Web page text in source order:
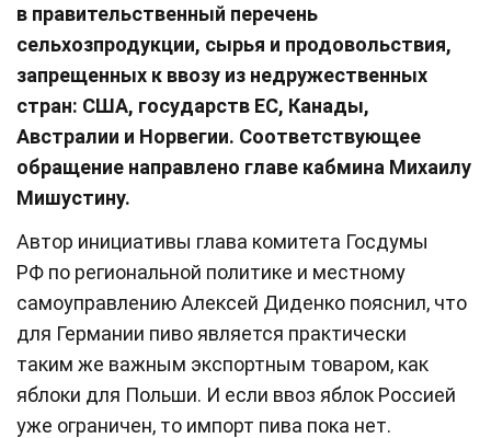
в правительственный перечень
сельхозпродукции, сырья и продовольствия,
запрещенных к ввозу из недружественных
стран: США, государств ЕС, Канады,
Австралии и Норвегии. Соответствующее
обращение направлено главе кабмина Михаилу
Мишустину.
Автор инициативы глава комитета Госдумы
РФ по региональной политике и местному
самоуправлению Алексей Диденко пояснил, что
для Германии пиво является практически
таким же важным экспортным товаром, как
яблоки для Польши. И если ввоз яблок Россией
уже ограничен, то импорт пива пока нет.